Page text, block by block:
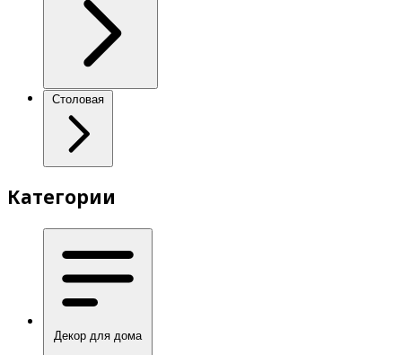
Столовая
Категории
Декор для дома